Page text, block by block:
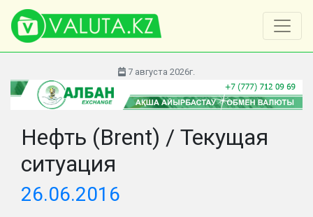
7 августа 2026г.
Нефть (Brent) / Текущая
ситуация
26.06.2016